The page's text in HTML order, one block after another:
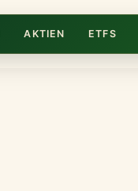
AKTIEN ETFS